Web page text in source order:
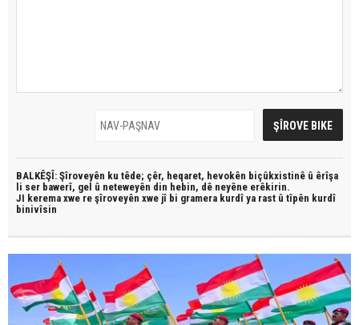
BALKÊŞÎ: Şîroveyên ku têde; çêr, heqaret, hevokên biçûkxistinê û êrîşa
li ser bawerî, gel û neteweyên din hebin, dê neyêne erêkirin.
JI kerema xwe re şîroveyên xwe jî bi gramera kurdî ya rast û tîpên kurdî
binivîsin